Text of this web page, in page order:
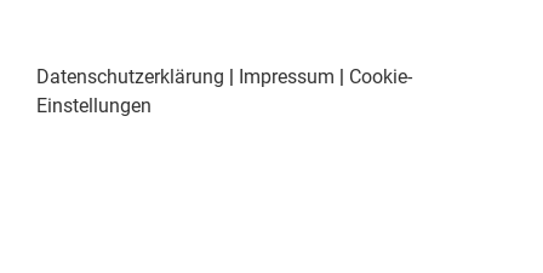
Datenschutzerklärung | Impressum | Cookie-
Einstellungen